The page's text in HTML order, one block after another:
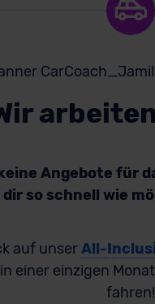
Angebote für
so schnell wie
auf unserAll-
einer einzigen
fahren!